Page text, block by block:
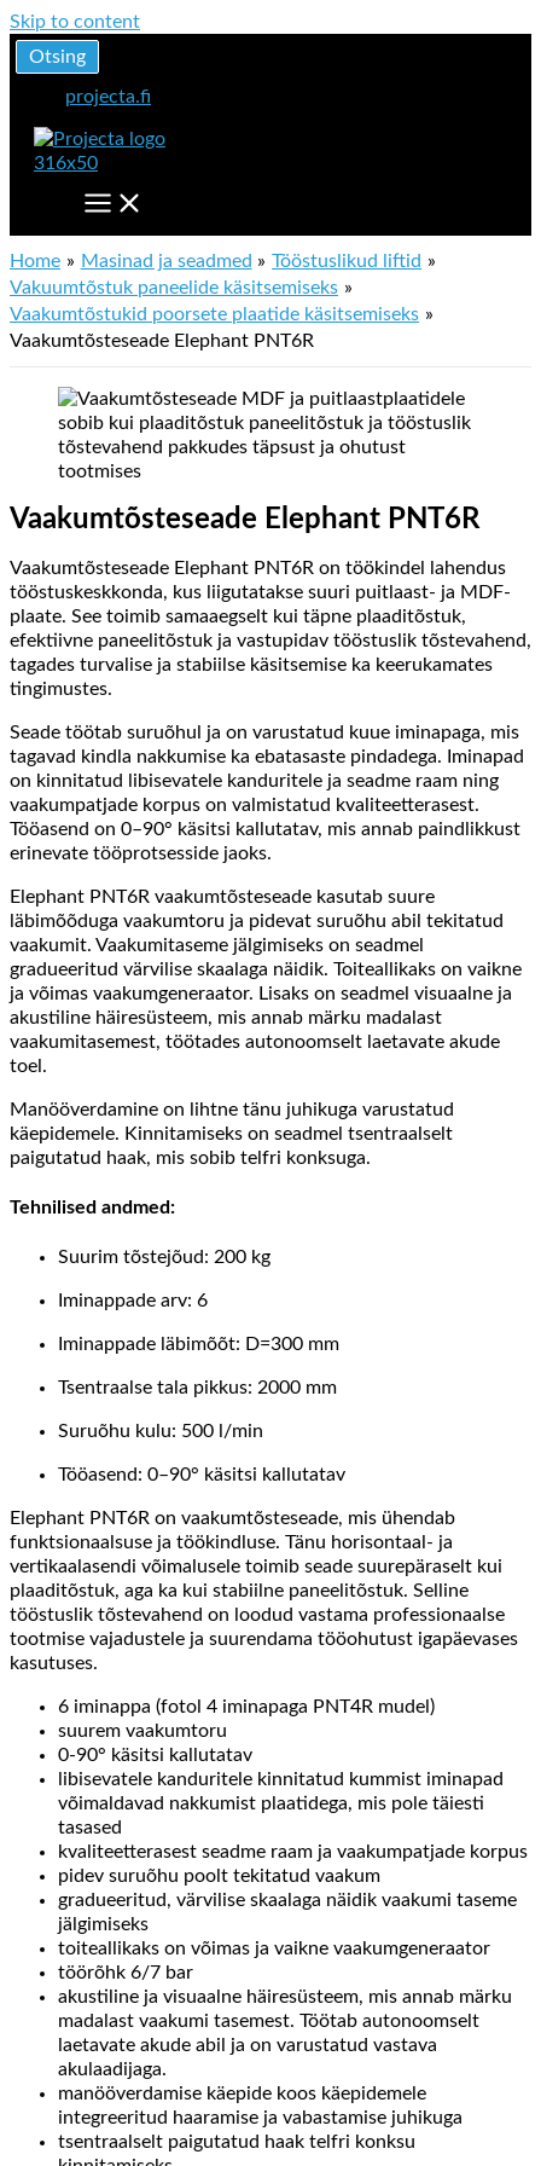
Skip to content
Otsing
projecta.fi
Home Masinad ja seadmed
Tööstuslikud liftid
Vakuumtõstuk paneelide käsitsemiseks
Vaakumtõstukid poorsete plaatide käsitsemiseks
Vaakumtõsteseade Elephant PNT6R
Vaakumtõsteseade Elephant PNT6R
Vaakumtõsteseade Elephant PNT6R on töökindel lahendus
tööstuskeskkonda, kus liigutatakse suuri puitlaast- ja MDF-
plaate. See toimib samaaegselt kui täpne plaaditõstuk,
efektiivne paneelitõstuk ja vastupidav tööstuslik tõstevahend,
tagades turvalise ja stabiilse käsitsemise ka keerukamates
tingimustes.
Seade töötab suruõhul ja on varustatud kuue iminapaga, mis
tagavad kindla nakkumise ka ebatasaste pindadega. Iminapad
on kinnitatud libisevatele kanduritele ja seadme raam ning
vaakumpatjade korpus on valmistatud kvaliteetterasest.
Tööasend on 0–90° käsitsi kallutatav, mis annab paindlikkust
erinevate tööprotsesside jaoks.
Elephant PNT6R vaakumtõsteseade kasutab suure
läbimõõduga vaakumtoru ja pidevat suruõhu abil tekitatud
vaakumit. Vaakumitaseme jälgimiseks on seadmel
gradueeritud värvilise skaalaga näidik. Toiteallikaks on vaikne
ja võimas vaakumgeneraator. Lisaks on seadmel visuaalne ja
akustiline häiresüsteem, mis annab märku madalast
vaakumitasemest, töötades autonoomselt laetavate akude
toel.
Manööverdamine on lihtne tänu juhikuga varustatud
käepidemele. Kinnitamiseks on seadmel tsentraalselt
paigutatud haak, mis sobib telfri konksuga.
Tehnilised andmed:
Suurim tõstejõud: 200 kg
Iminappade arv: 6
Iminappade läbimõõt: D=300 mm
Tsentraalse tala pikkus: 2000 mm
Suruõhu kulu: 500 l/min
Tööasend: 0–90° käsitsi kallutatav
Elephant PNT6R on vaakumtõsteseade, mis ühendab
funktsionaalsuse ja töökindluse. Tänu horisontaal- ja
vertikaalasendi võimalusele toimib seade suurepäraselt kui
plaaditõstuk, aga ka kui stabiilne paneelitõstuk. Selline
tööstuslik tõstevahend on loodud vastama professionaalse
tootmise vajadustele ja suurendama tööohutust igapäevases
kasutuses.
6 iminappa (fotol 4 iminapaga PNT4R mudel)
suurem vaakumtoru
0-90° käsitsi kallutatav
libisevatele kanduritele kinnitatud kummist iminapad
võimaldavad nakkumist plaatidega, mis pole täiesti
tasased
kvaliteetterasest seadme raam ja vaakumpatjade korpus
pidev suruõhu poolt tekitatud vaakum
gradueeritud, värvilise skaalaga näidik vaakumi taseme
jälgimiseks
toiteallikaks on võimas ja vaikne vaakumgeneraator
töörõhk 6/7 bar
akustiline ja visuaalne häiresüsteem, mis annab märku
madalast vaakumi tasemest. Töötab autonoomselt
laetavate akude abil ja on varustatud vastava
akulaadijaga.
manööverdamise käepide koos käepidemele
integreeritud haaramise ja vabastamise juhikuga
tsentraalselt paigutatud haak telfri konksu